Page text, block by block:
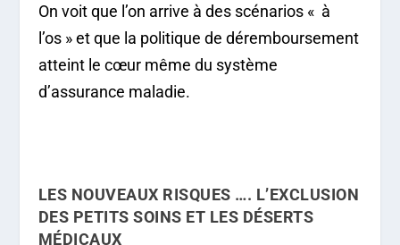
On voit que l’on arrive à des scénarios « à
l’os » et que la politique de déremboursement
atteint le cœur même du système
d’assurance maladie.
LES NOUVEAUX RISQUES …. L’EXCLUSION
DES PETITS SOINS ET LES DÉSERTS
MÉDICAUX